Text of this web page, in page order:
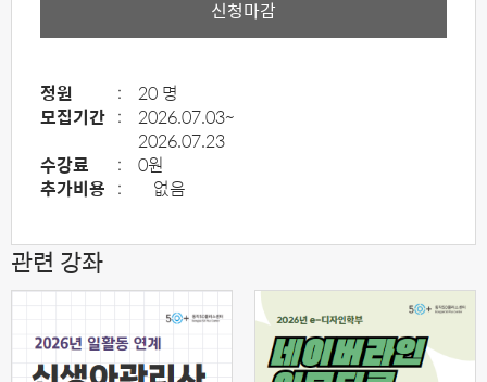
신청마감
정원 :
20 명
모집기간 :
2026.07.03~
2026.07.23
수강료
:
0원
추가비용 : 없음
관련 강좌